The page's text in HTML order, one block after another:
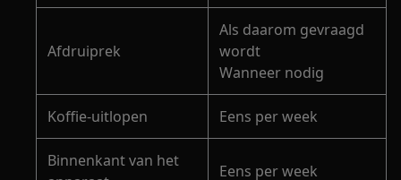
Afdruiprek
Als daarom gevraagd
wordt
Wanneer nodig
Koffie-uitlopen Eens per week
Binnenkant van het
Eens per week